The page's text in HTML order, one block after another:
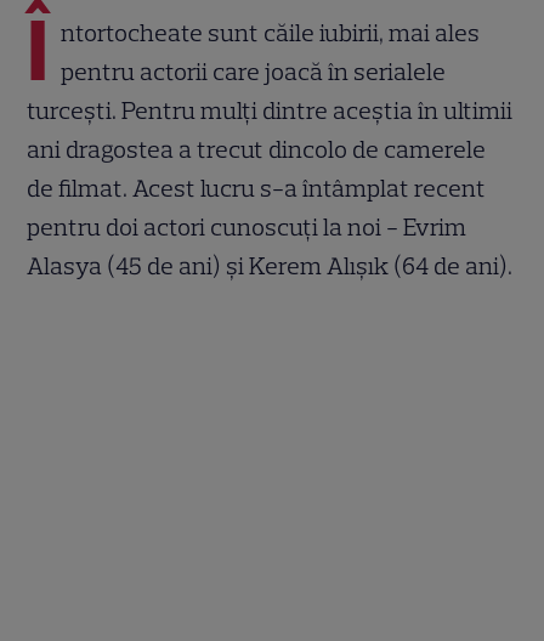
Î ntortocheate sunt căile iubirii, mai ales
pentru actorii care joacă în serialele
turcești. Pentru mulți dintre aceștia în ultimii
ani dragostea a trecut dincolo de camerele
de filmat. Acest lucru s-a întâmplat recent
pentru doi actori cunoscuți la noi - Evrim
Alasya (45 de ani) și Kerem Alışık (64 de ani).